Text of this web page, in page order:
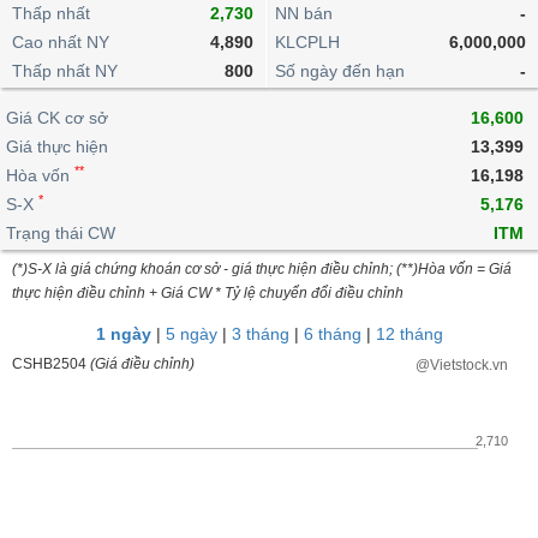
lỗ
dịch
nội
Niên
giám
Tài
liệu
cổ
Định
giá
ngoài
doanh
Top
cổ
phiếu
ngành
dịch
Chứng
quyền
quan
Thống
giao
dịch
Thống
giao
dịch
Tin
tức
Phân
tích
kỹ
thuật
trực
tuyến
Bộ
lọc
cổ
So
Vĩ
mô
lai
Chứng
quyền
Trái
phiếu
IR
Awards
tạo
Dịch
vụ
Thấp nhất
2,730
Cao nhất NY
4,890
Thấp nhất NY
800
NN bán
-
KLCPLH
6,000,000
Số ngày đến hạn
-
Giá CK cơ sở
16,600
Giá thực hiện
13,399
Hòa vốn **
16,198
S-X *
5,176
Trạng thái CW
ITM
(*)S-X là giá chứng khoán cơ sở - giá thực hiện điều chỉnh; (**)Hòa vốn = Giá
thực hiện điều chỉnh + Giá CW * Tỷ lệ chuyển đổi điều chỉnh
1 ngày| 5 ngày| 3 tháng | 6 tháng | 12 tháng
CSHB2504 (Giá điều chỉnh) @Vietstock.vn
2,710
BẤT
ĐỘNG
SẢN
TÀI
CHÍNH
HÀNG